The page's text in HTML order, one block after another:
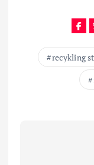
recykling